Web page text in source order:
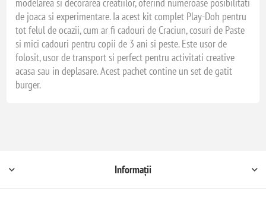
de joaca si experimentare. Ia acest kit complet Play-Doh pentru
tot felul de ocazii, cum ar fi cadouri de Craciun, cosuri de Paste
si mici cadouri pentru copii de 3 ani si peste. Este usor de
folosit, usor de transport si perfect pentru activitati creative
acasa sau in deplasare. Acest pachet contine un set de gatit
burger.
Informații